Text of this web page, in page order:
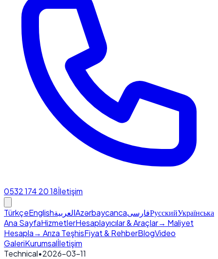
0532 174 20 18İletişim
TürkçeEnglishالعربيةAzərbaycancaفارسیРусскийУкраїнська
Ana SayfaHizmetlerHesaplayıcılar & Araçlar→ Maliyet
Hesapla→ Arıza TeşhisFiyat & RehberBlogVideo
GaleriKurumsalİletişim
Technical•2026-03-11